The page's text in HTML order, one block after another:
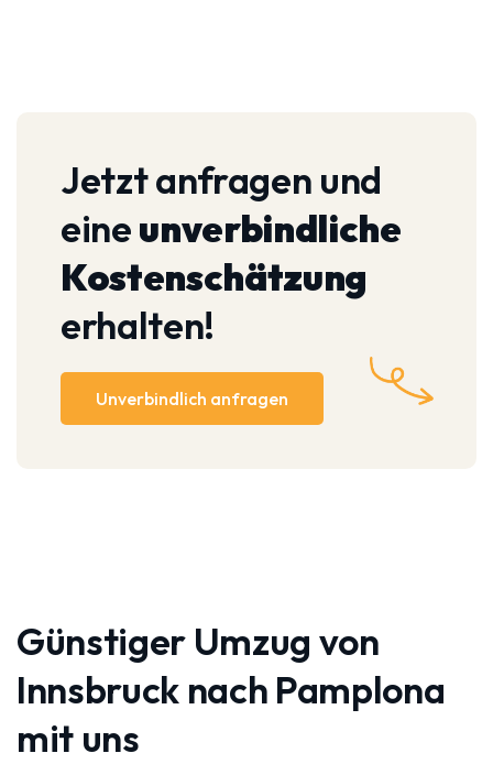
Jetzt anfragen und
eineunverbindliche
Kostenschätzung
erhalten!
Unverbindlich anfragen
Günstiger Umzug von
Innsbruck nach Pamplona
mit uns